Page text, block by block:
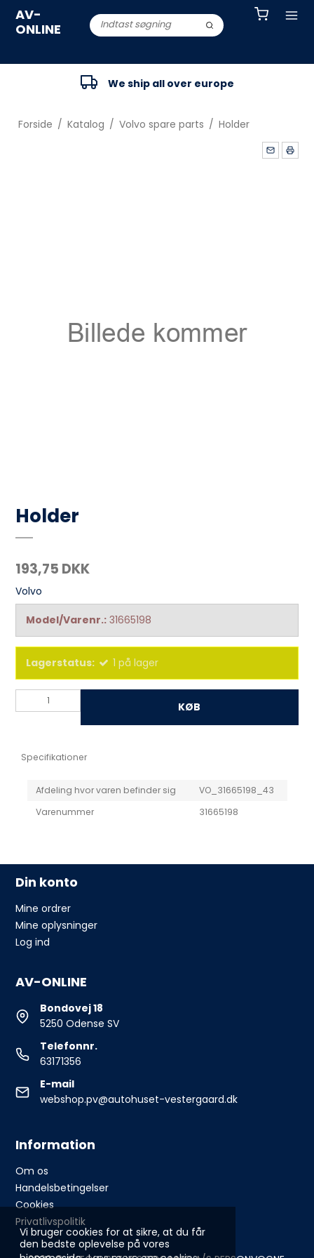
Vi bruger cookies for at sikre, at du får
den bedste oplevelse på vores
AV-
ONLINE
We ship all over europe
Forside / Katalog / Volvo spare parts / Holder
Holder
193,75 DKK
Volvo
Model/Varenr.: 31665198
Lagerstatus: 1 på lager
KØB
Specifikationer
Afdeling hvor varen befinder sig
VO_31665198_43
Varenummer
31665198
Din konto
Mine ordrer
Mine oplysninger
Log ind
AV-ONLINE
Bondovej 18
5250 Odense SV
Telefonnr.
63171356
E-mail
webshop.pv@autohuset-vestergaard.dk
Information
Om os
Handelsbetingelser
Cookies
Privatlivspolitik